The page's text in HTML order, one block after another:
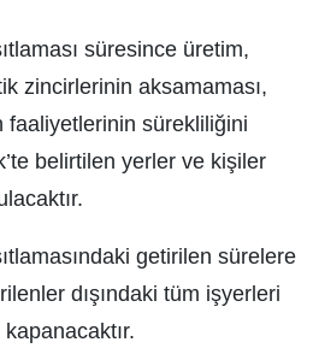
süresince üretim,
zincirlerinin aksamaması,
faaliyetlerinin sürekliliğini
belirtilen yerler ve kişiler
getirilen sürelere
dışındaki tüm işyerleri